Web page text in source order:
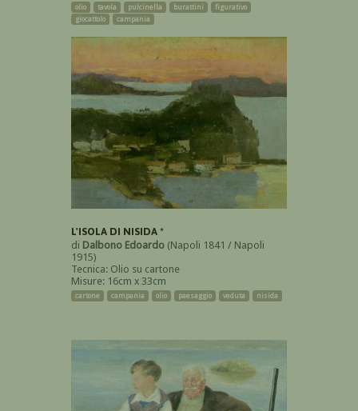
olio tavola pulcinella burattini
figurativo
giocattolo
campania
L'ISOLA DI NISIDA *
di Dalbono Edoardo (Napoli 1841 / Napoli
1915)
Tecnica: Olio su cartone
Misure: 16cm x 33cm
cartone campania olio paesaggio veduta nisida